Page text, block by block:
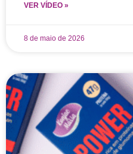
VER VÍDEO »
8 de maio de 2026